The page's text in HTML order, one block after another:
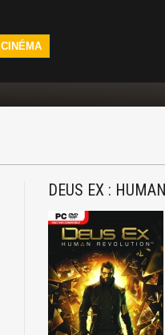
CINÉMA
DEUS EX :